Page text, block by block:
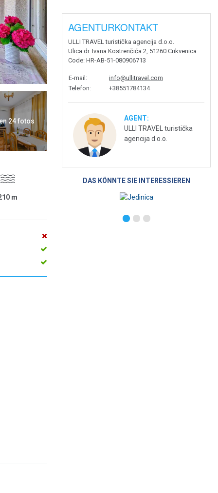
24 fotos
m
AGENTURKONTAKT
ULLI TRAVEL turistička agencija d.o.o.
Ulica dr. Ivana Kostrenčića 2, 51260 Crikvenica
Code: HR-AB-51-080906713
E-mail :
info@ullitravel.com
Telefon: +38551784134
AGENT:
ULLI TRAVEL turistička
agencija d.o.o.
DAS KÖNNTE SIE INTERESSIEREN